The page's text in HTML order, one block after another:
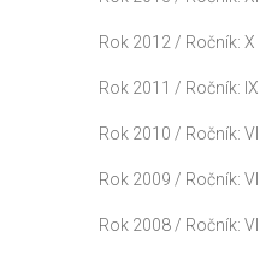
Rok 2012 / Ročník: X
Rok 2011 / Ročník: IX
Rok 2010 / Ročník: VIII
Rok 2009 / Ročník: VII
Rok 2008 / Ročník: VI